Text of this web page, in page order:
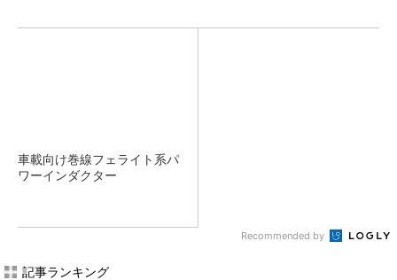
車載向け巻線フェライト系パ
ワーインダクター
Recommended by
記事ランキング